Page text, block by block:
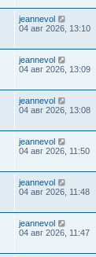
jeannevol
04 авг 2026, 13:10
jeannevol
04 авг 2026, 13:09
jeannevol
04 авг 2026, 13:08
jeannevol
04 авг 2026, 11:50
jeannevol
04 авг 2026, 11:48
jeannevol
04 авг 2026, 11:47